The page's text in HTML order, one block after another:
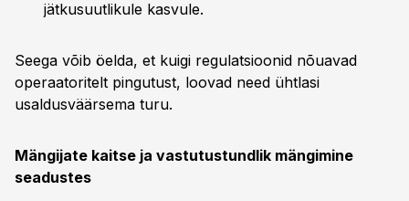
jätkusuutlikule kasvule.
Seega võib öelda, et kuigi regulatsioonid nõuavad
operaatoritelt pingutust, loovad need ühtlasi
usaldusväärsema turu.
Mängijate kaitse ja vastutustundlik mängimine
seadustes